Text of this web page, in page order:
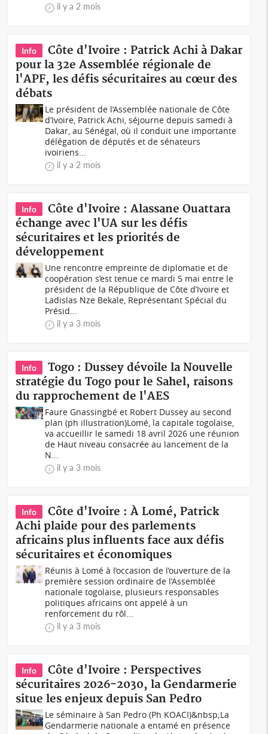
il y a 2 mois
Info
Côte d'Ivoire : Patrick Achi à Dakar
pour la 32e Assemblée régionale de
l'APF, les défis sécuritaires au cœur des
débats
Le président de l’Assemblée nationale de Côte
d’Ivoire, Patrick Achi, séjourne depuis samedi à
Dakar, au Sénégal, où il conduit une importante
délégation de députés et de sénateurs
ivoiriens...
il y a 2 mois
Info
Côte d'Ivoire : Alassane Ouattara
échange avec l'UA sur les défis
sécuritaires et les priorités de
développement
Une rencontre empreinte de diplomatie et de
coopération s’est tenue ce mardi 5 mai entre le
président de la République de Côte d’Ivoire et
Ladislas Nze Bekale, Représentant Spécial du
Présid...
il y a 3 mois
Info
Togo : Dussey dévoile la Nouvelle
stratégie du Togo pour le Sahel, raisons
du rapprochement de l'AES
Faure Gnassingbé et Robert Dussey au second
plan (ph illustration)Lomé, la capitale togolaise,
va accueillir le samedi 18 avril 2026 une réunion
de Haut niveau consacrée au lancement de la
N...
il y a 3 mois
Info
Côte d'Ivoire : À Lomé, Patrick
Achi plaide pour des parlements
africains plus influents face aux défis
sécuritaires et économiques
Réunis à Lomé à l’occasion de l’ouverture de la
première session ordinaire de l’Assemblée
nationale togolaise, plusieurs responsables
politiques africains ont appelé à un
renforcement du rôl...
il y a 3 mois
Info
Côte d'Ivoire : Perspectives
sécuritaires 2026-2030, la Gendarmerie
situe les enjeux depuis San Pedro
Le séminaire à San Pedro (Ph KOACI)&nbsp;La
Gendarmerie nationale a entamé en présence